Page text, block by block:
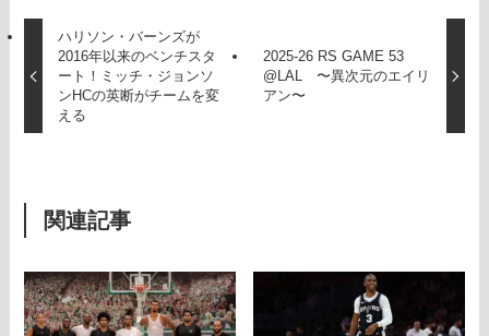
ハリソン・バーンズが
2016年以来のベンチスタ
ート！ミッチ・ジョンソ
ンHCの英断がチームを変
える
2025-26 RS GAME 53
@LAL 〜異次元のエイリ
アン〜
関連記事